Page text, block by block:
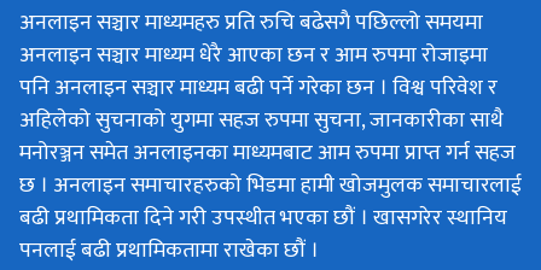
अनलाइन सञ्चार माध्यमहरु प्रति रुचि बढेसगै पछिल्लो समयमा
अनलाइन सञ्चार माध्यम धेरै आएका छन र आम रुपमा रोजाइमा
पनि अनलाइन सञ्चार माध्यम बढी पर्ने गरेका छन । विश्व परिवेश र
अहिलेको सुचनाको युगमा सहज रुपमा सुचना, जानकारीका साथै
मनोरञ्जन समेत अनलाइनका माध्यमबाट आम रुपमा प्राप्त गर्न सहज
छ । अनलाइन समाचारहरुको भिडमा हामी खोजमुलक समाचारलाई
बढी प्रथामिकता दिने गरी उपस्थीत भएका छौं । खासगरेर स्थानिय
पनलाई बढी प्रथामिकतामा राखेका छौं ।